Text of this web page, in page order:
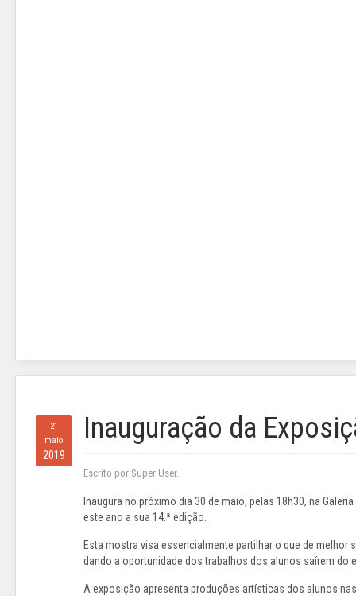
21
maio
2019
Inauguração da
Escrito por Super User.
Inaugura no próximo dia 30 de maio, pelas 18h30, na
este ano a sua 14.ª edição.
Esta mostra visa essencialmente partilhar o que de
dando a oportunidade dos trabalhos dos alunos saírem
A exposição apresenta produções artísticas dos alunos